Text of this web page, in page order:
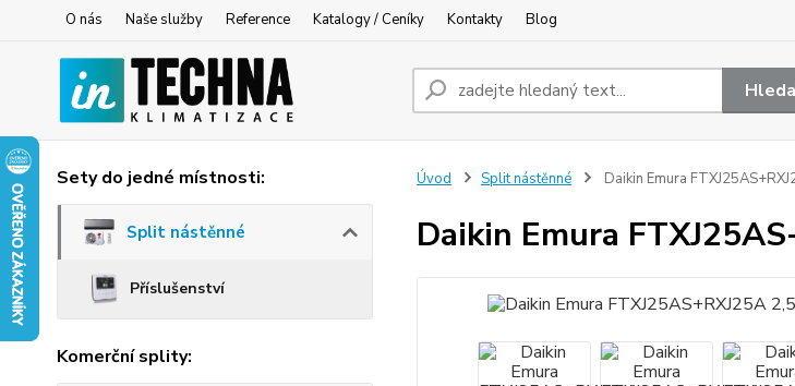
O nás Naše služby Reference Katalogy / Ceníky Kontakty Blog
Sety do jedné místnosti:
Split nástěnné
Příslušenství
Komerční splity:
Úvod Split nástěnné Daikin Emura
Daikin Emura